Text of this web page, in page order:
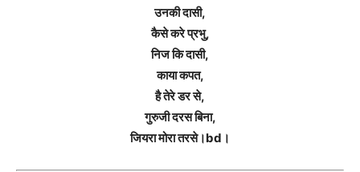
उनकी दासी,
कैसे करे प्रभु,
निज कि दासी,
काया कपत,
है तेरे डर से,
गुरुजी दरस बिना,
जियरा मोरा तरसे।bd।